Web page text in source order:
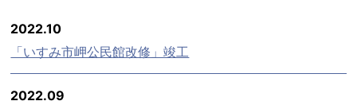
2022.10
「いすみ市岬公民館改修」竣工
2022.09